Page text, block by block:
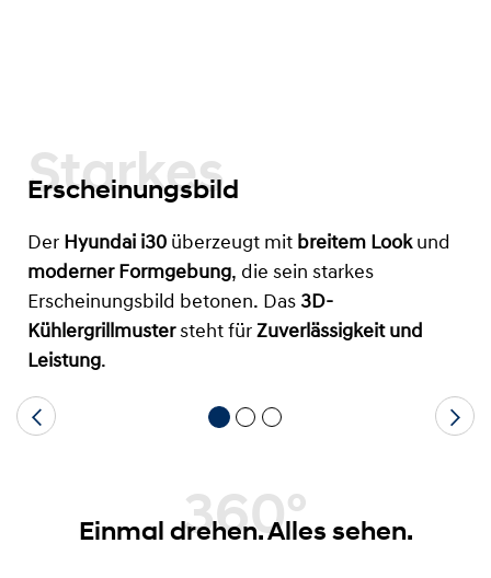
Starkes
Erscheinungsbild
Der Hyundai i30 überzeugt mit breitem Lookund
moderner Formgebung, die sein starkes
Erscheinungsbild betonen. Das 3D-
Kühlergrillmustersteht für Zuverlässigkeit und
Leistung.
360°
Einmal drehen. Alles sehen.